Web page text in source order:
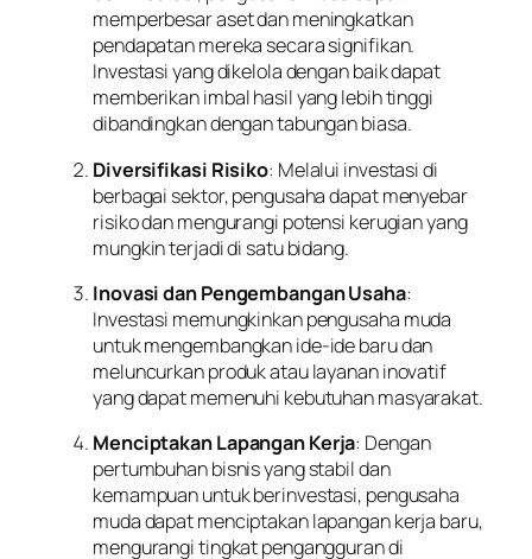
memperbesar aset dan meningkatkan
pendapatan mereka secara signifikan.
Investasi yang dikelola dengan baik dapat
memberikan imbal hasil yang lebih tinggi
dibandingkan dengan tabungan biasa.
Diversifikasi Risiko: Melalui investasi di
berbagai sektor, pengusaha dapat menyebar
risiko dan mengurangi potensi kerugian yang
mungkin terjadi di satu bidang.
Inovasi dan Pengembangan Usaha:
Investasi memungkinkan pengusaha muda
untuk mengembangkan ide-ide baru dan
meluncurkan produk atau layanan inovatif
yang dapat memenuhi kebutuhan masyarakat.
Menciptakan Lapangan Kerja: Dengan
pertumbuhan bisnis yang stabil dan
kemampuan untuk berinvestasi, pengusaha
muda dapat menciptakan lapangan kerja baru,
mengurangi tingkat pengangguran di